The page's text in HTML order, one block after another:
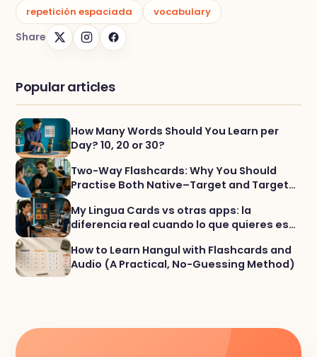
repetición espaciada
vocabulary
Share
Popular articles
How Many Words Should You Learn per
Day? 10, 20 or 30?
Two-Way Flashcards: Why You Should
Practise Both Native–Target and Target–
My Lingua Cards vs otras apps: la
diferencia real cuando lo que quieres es
How to Learn Hangul with Flashcards and
Audio (A Practical, No-Guessing Method)